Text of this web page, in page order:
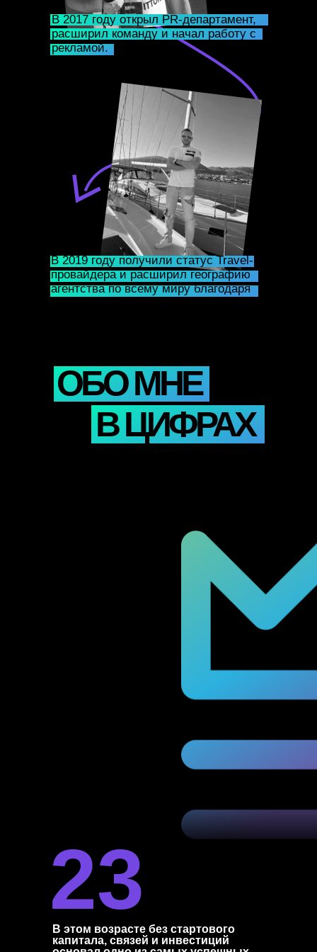
В 2017 году открыл PR-департамент,
расширил команду и начал работу с
рекламой.
В 2019 году получили статус Travel-
провайдера и расширил географию
агентства по всему миру благодаря
ОБО МНЕ
ОБО МНЕ
В ЦИФРАХ
В этом возрасте без стартового
капитала, связей и инвестиций
23